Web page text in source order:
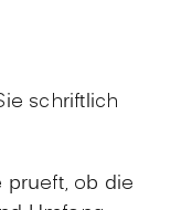
schriftlich
ob die